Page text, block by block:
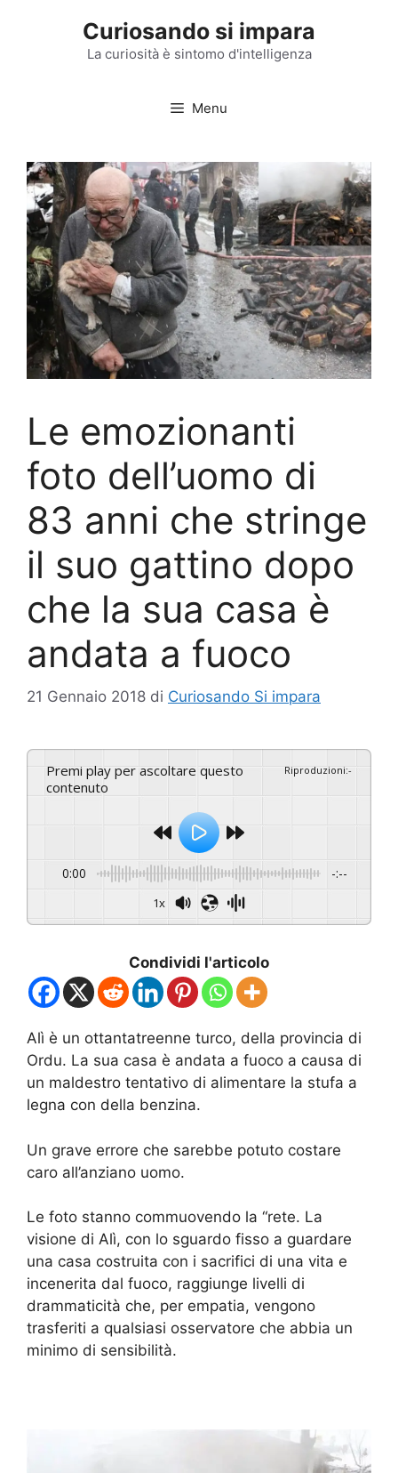
Curiosando si impara
La curiosità è sintomo d'intelligenza
Menu
Le emozionanti
foto dell’uomo di
83 anni che stringe
il suo gattino dopo
che la sua casa è
andata a fuoco
21 Gennaio 2018 di Curiosando Si impara
Premi play per ascoltare questo
contenuto
Riproduzioni:-
0:00 -:--
1x
Condividi l'articolo
Alì è un ottantatreenne turco, della provincia di
Ordu. La sua casa è andata a fuoco a causa di
un maldestro tentativo di alimentare la stufa a
legna con della benzina.
Un grave errore che sarebbe potuto costare
caro all’anziano uomo.
Le foto stanno commuovendo la “rete. La
visione di Alì, con lo sguardo fisso a guardare
una casa costruita con i sacrifici di una vita e
incenerita dal fuoco, raggiunge livelli di
drammaticità che, per empatia, vengono
trasferiti a qualsiasi osservatore che abbia un
minimo di sensibilità.